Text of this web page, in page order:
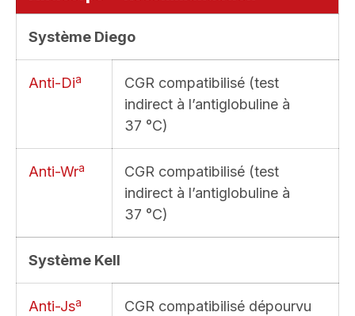
Système Diego
Anti-Dia
CGR compatibilisé (test
indirect à l’antiglobuline à
37 °C)
Anti-Wra
CGR compatibilisé (test
indirect à l’antiglobuline à
37 °C)
Système Kell
Anti-Jsa
CGR compatibilisé dépourvu